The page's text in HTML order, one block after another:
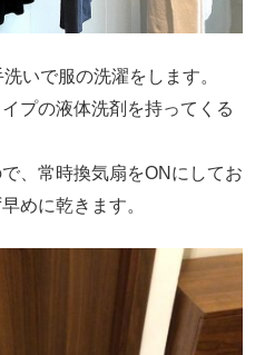
いで服の洗濯をします。
プの液体洗剤を持ってくる
、常時換気扇をONにしてお
めに乾きます。